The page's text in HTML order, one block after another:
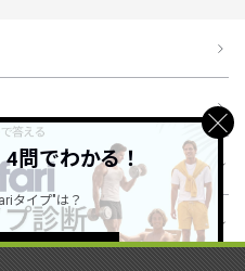
問でわかる！
タイプ"は？
ちら ＞